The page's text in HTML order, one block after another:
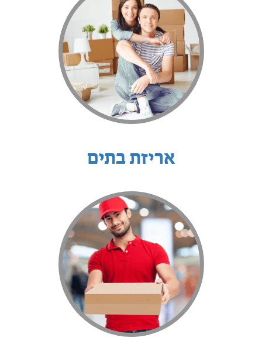
אריזת בתים